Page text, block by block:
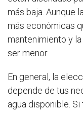
más baja. Aunque
más económicas
mantenimiento y
ser menor.
En general, la
depende de tus
agua disponible.